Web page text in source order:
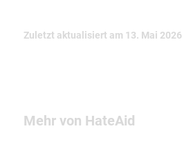
Zuletzt aktualisiert am 13. Mai 2026
Mehr von HateAid